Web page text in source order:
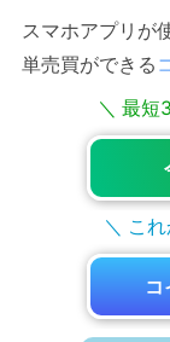
スマホアプリが
単売買ができる
＼ 最短
＼ こ